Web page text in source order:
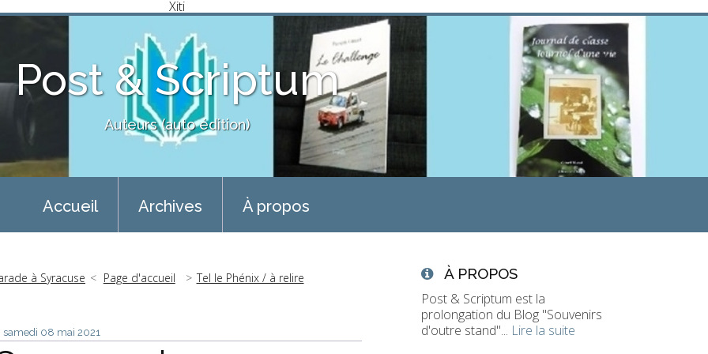
Xiti
Post & Scriptum
Auteurs (auto édition)
Accueil Archives À propos
à Syracuse Page d'accueil Tel le Phénix / à relire
samedi 08 mai 2021
À PROPOS
Post & Scriptum est la
prolongation du Blog "Souvenirs
d'outre stand"... Lire la suite